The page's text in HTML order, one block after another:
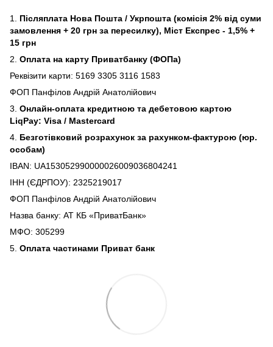
1. Післяплата Нова Пошта / Укрпошта (комісія 2% від суми
замовлення + 20 грн за пересилку), Міст Експрес - 1,5% +
15 грн
2. Оплата на карту Приватбанку (ФОПа)
Реквізити карти: 5169 3305 3116 1583
ФОП Панфілов Андрій Анатолійович
3. Онлайн-оплата кредитною та дебетовою картою
LiqPay: Visa / Mastercard
4. Безготівковий розрахунок за рахунком-фактурою (юр.
особам)
IBAN: UA153052990000026009036804241
ІНН (ЄДРПОУ): 2325219017
ФОП Панфілов Андрій Анатолійович
Назва банку: АТ КБ «ПриватБанк»
МФО: 305299
5. Оплата частинами Приват банк